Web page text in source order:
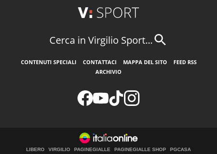
Cerca in Virgilio Sport...
CONTENUTI SPECIALI CONTATTACI MAPPA DEL SITO
FEED RSS
ARCHIVIO
LIBERO VIRGILIO PAGINEGIALLE PAGINEGIALLE SHOP PGCASA